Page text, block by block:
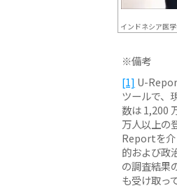
インドネシア医
※備考
[1] U-
ツールで、
数は 1,200
万人以上の
Reportを介
的および政
の調査結果
も受け取っ